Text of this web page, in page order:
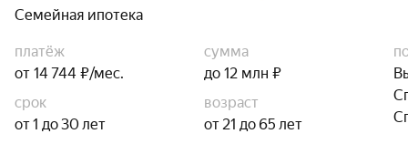
Семейная ипотека
платёж
от 14 744 ₽/мес.
сумма
до 12 млн ₽
срок
от 1 до 30 лет
возраст
от 21 до 65 лет